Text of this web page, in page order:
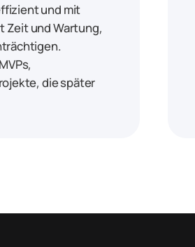
und mit
Zeit und Wartung,
die später